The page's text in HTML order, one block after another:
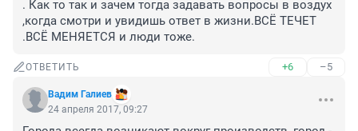
. Как то так и зачем тогда задавать вопросы в воздух
,когда смотри и увидишь ответ в жизни.ВСЁ ТЕЧЕТ
.ВСЁ МЕНЯЕТСЯ и люди тоже.
ОТВЕТИТЬ +6 –5
Вадим Галиев
24 апреля 2017, 09:27